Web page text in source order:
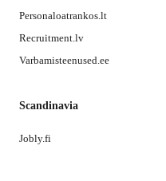
Personaloatrankos.lt
Recruitment.lv
Varbamisteenused.ee
Scandinavia
Jobly.fi